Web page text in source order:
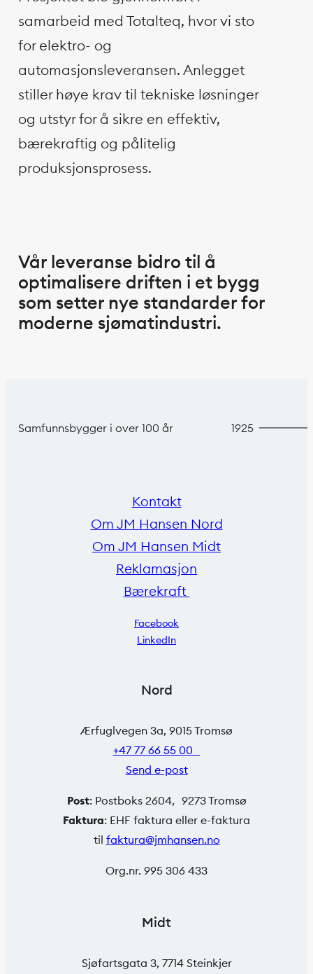
samarbeid med Totalteq, hvor vi sto
for elektro- og
automasjonsleveransen. Anlegget
stiller høye krav til tekniske løsninger
og utstyr for å sikre en effektiv,
bærekraftig og pålitelig
produksjonsprosess.
Vår leveranse bidro til å
optimalisere driften i et bygg
som setter nye standarder for
moderne sjømatindustri.
Samfunnsbygger i over 100 år 1925
Kontakt
Om JM Hansen Nord
Om JM Hansen Midt
Reklamasjon
Bærekraft
Facebook
LinkedIn
Nord
Ærfuglvegen 3a, 9015 Tromsø
+47 77 66 55 00
Send e-post
Post: Postboks 2604, 9273 Tromsø
Faktura: EHF faktura eller e-faktura
til faktura@jmhansen.no
Org.nr. 995 306 433
Midt
Sjøfartsgata 3, 7714 Steinkjer